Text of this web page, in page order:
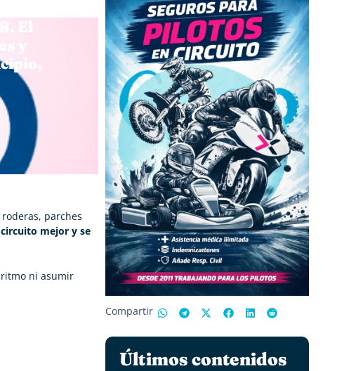
El
y
parches
mejor y se
ni asumir
Compartir
Últimos contenidos